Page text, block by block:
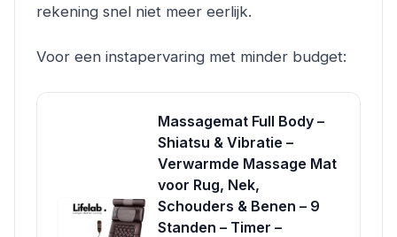
rekening snel niet meer eerlijk.
Voor een instapervaring met minder budget:
Massagemat Full Body –
Shiatsu & Vibratie –
Verwarmde Massage Mat
voor Rug, Nek,
Schouders & Benen – 9
Standen – Timer –